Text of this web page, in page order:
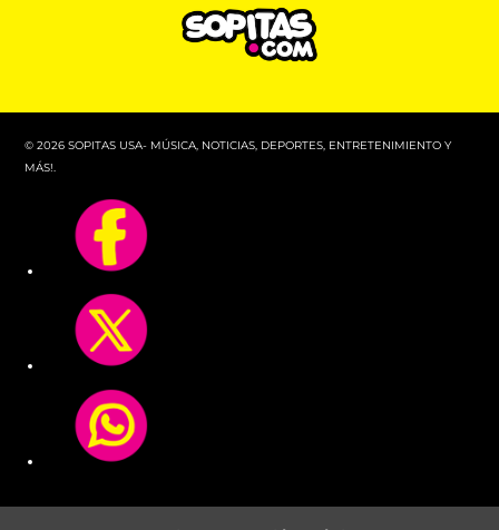
© 2026 SOPITAS USA- MÚSICA, NOTICIAS, DEPORTES, ENTRETENIMIENTO Y
MÁS!.